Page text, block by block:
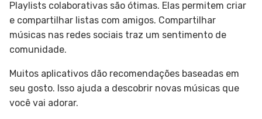
Playlists colaborativas são ótimas. Elas permitem criar
e compartilhar listas com amigos. Compartilhar
músicas nas redes sociais traz um sentimento de
comunidade.
Muitos aplicativos dão recomendações baseadas em
seu gosto. Isso ajuda a descobrir novas músicas que
você vai adorar.